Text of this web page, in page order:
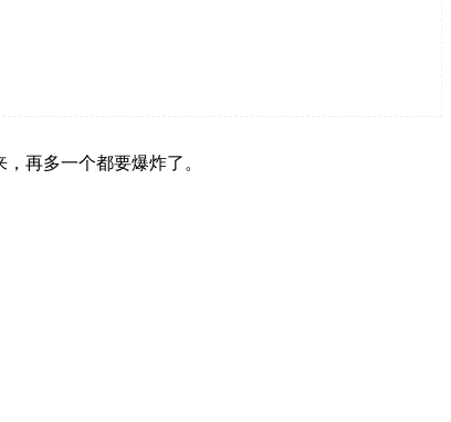
再多一个都要爆炸了。